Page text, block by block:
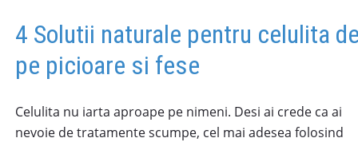
4 Solutii naturale pentru celulita
pe picioare si fese
Celulita nu iarta aproape pe nimeni. Desi ai crede ca ai
nevoie de tratamente scumpe, cel mai adesea folosind